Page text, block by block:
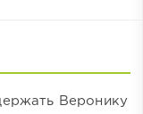
Веронику